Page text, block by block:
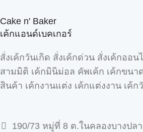
Cake n' Baker
เค้กแอนด์เบคเกอร์
สั่งเค้กวันเกิด สั่งเค้กด่วน สั่งเค้กออน
สามมิติ เค้กมินิม่อล คัพเค้ก เค้กขนา
สินค้า เค้กงานแต่ง เค้กแต่งงาน เค้ก
190/73 หมู่ที่ 8 ต.ในคลองบางปล